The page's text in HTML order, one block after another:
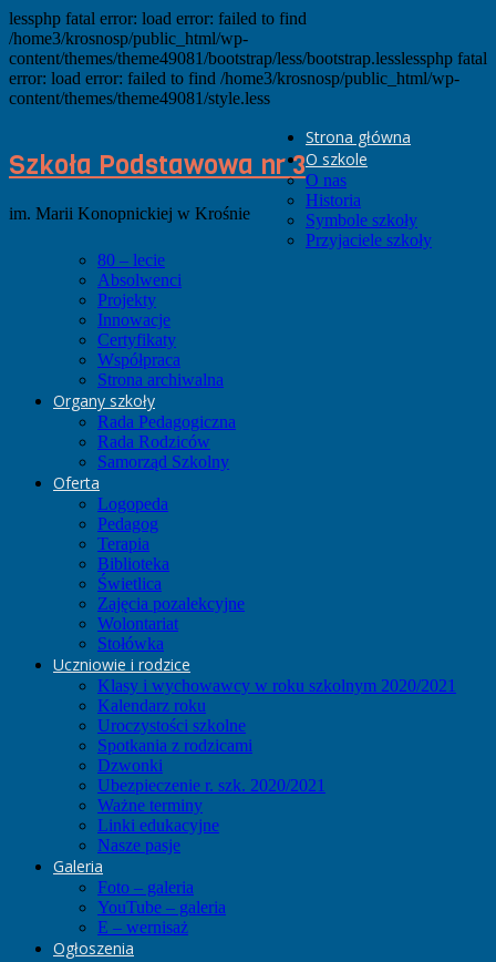
lessphp fatal error: load error: failed to find
/home3/krosnosp/public_html/wp-
content/themes/theme49081/bootstrap/less/bootstrap.lesslessphp fatal
error: load error: failed to find /home3/krosnosp/public_html/wp-
content/themes/theme49081/style.less
Szkoła Podstawowa nr 3
im. Marii Konopnickiej w Krośnie
Strona główna
O szkole
O nas
Historia
Symbole szkoły
Przyjaciele szkoły
80 – lecie
Absolwenci
Projekty
Innowacje
Certyfikaty
Współpraca
Strona archiwalna
Organy szkoły
Rada Pedagogiczna
Rada Rodziców
Samorząd Szkolny
Oferta
Logopeda
Pedagog
Terapia
Biblioteka
Świetlica
Zajęcia pozalekcyjne
Wolontariat
Stołówka
Uczniowie i rodzice
Klasy i wychowawcy w roku szkolnym 2020/2021
Kalendarz roku
Uroczystości szkolne
Spotkania z rodzicami
Dzwonki
Ubezpieczenie r. szk. 2020/2021
Ważne terminy
Linki edukacyjne
Nasze pasje
Galeria
Foto – galeria
YouTube – galeria
E – wernisaż
Ogłoszenia